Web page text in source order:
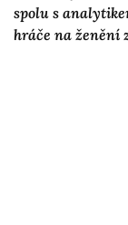
spolu s
hráče na ženění